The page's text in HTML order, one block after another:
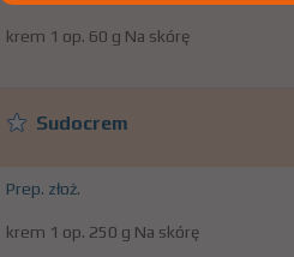
krem 1 op. 60 g Na skórę
Sudocrem
Prep. złoż.
krem 1 op. 250 g Na skórę